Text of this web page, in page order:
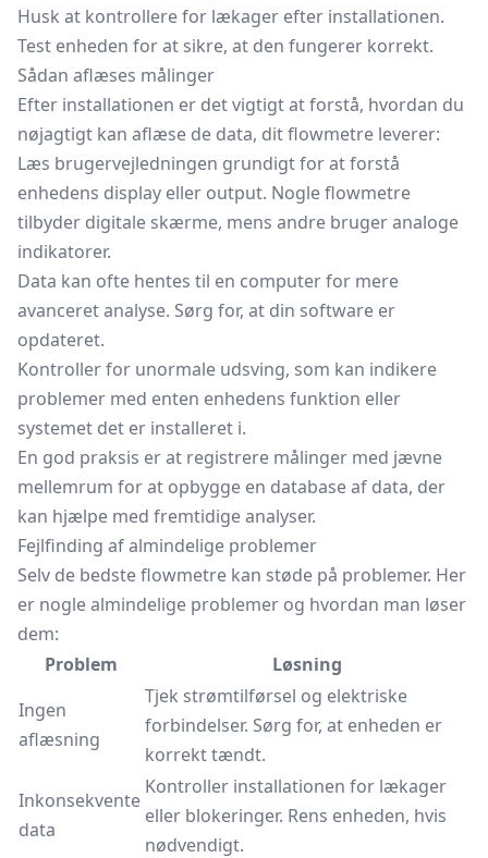
Husk at kontrollere for lækager efter installationen.
Test enheden for at sikre, at den fungerer korrekt.
Sådan aflæses målinger
Efter installationen er det vigtigt at forstå, hvordan du
nøjagtigt kan aflæse de data, dit flowmetre leverer:
Læs brugervejledningen grundigt for at forstå
enhedens display eller output. Nogle flowmetre
tilbyder digitale skærme, mens andre bruger analoge
indikatorer.
Data kan ofte hentes til en computer for mere
avanceret analyse. Sørg for, at din software er
opdateret.
Kontroller for unormale udsving, som kan indikere
problemer med enten enhedens funktion eller
systemet det er installeret i.
En god praksis er at registrere målinger med jævne
mellemrum for at opbygge en database af data, der
kan hjælpe med fremtidige analyser.
Fejlfinding af almindelige problemer
Selv de bedste flowmetre kan støde på problemer. Her
er nogle almindelige problemer og hvordan man løser
dem:
Problem
Løsning
Ingen
aflæsning
Tjek strømtilførsel og elektriske
forbindelser. Sørg for, at enheden er
korrekt tændt.
Inkonsekvente
data
Kontroller installationen for lækager
eller blokeringer. Rens enheden, hvis
nødvendigt.